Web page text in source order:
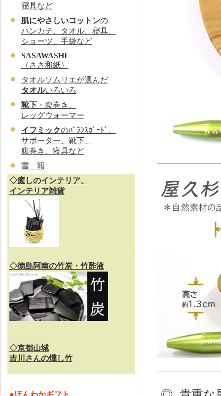
寝具など
肌にやさしいコットンの
ハンカチ、タオル、寝具、
ショーツ、手袋など
SASAWASHI
（ささ和紙）
タオルソムリエが選んだ
タオルいろいろ
靴下・腹巻き、
レッグウォーマー
イフミックのﾊﾞﾗﾝｽｶﾞｰﾄﾞ、
サポーター、靴下、
腹巻き、寝具など
書 籍
◇癒しのインテリア、
インテリア雑貨
◇徳島阿南の竹炭・竹酢液
◇京都山城
吉川さんの燻し竹
●ほんわかギフト